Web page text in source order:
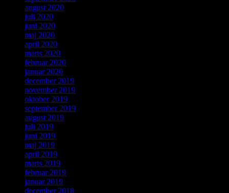
august 2020
juli 2020
juni 2020
maj 2020
april 2020
marts 2020
februar 2020
januar 2020
december 2019
november 2019
oktober 2019
september 2019
august 2019
juli 2019
juni 2019
maj 2019
april 2019
marts 2019
februar 2019
januar 2019
december 2018